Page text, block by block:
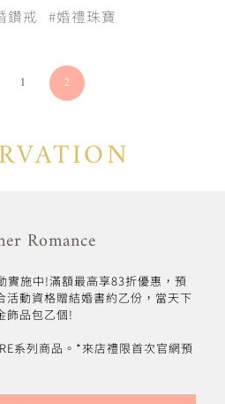
鑽戒 #婚禮珠寶
1 2
Romance
施中!滿額最高享83折優惠，預
活動資格贈結婚書約乙份，當天下
飾品包乙個!
系列商品。*來店禮限首次官網預